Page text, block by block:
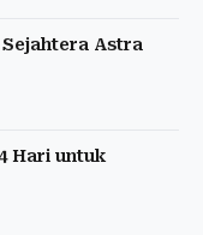
Astra
Hari untuk